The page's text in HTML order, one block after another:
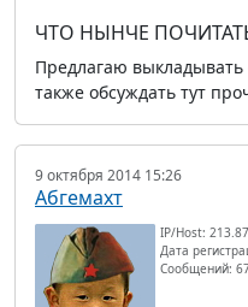
ЧТО НЫНЧЕ
Предлагаю
также обсуждать тут
9 октября 2014 15:26
Абгемахт
IP/Host:
Дата
Сообщений: